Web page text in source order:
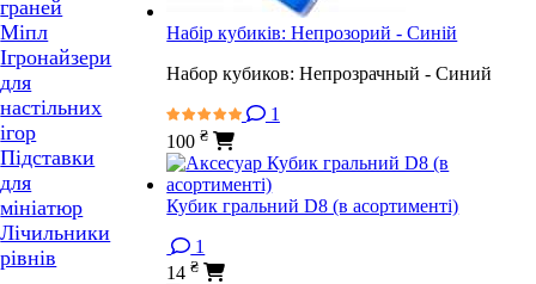
граней
Міпл
Ігронайзери
для
настільних
ігор
Підставки
для
мініатюр
Лічильники
рівнів
Набір кубиків: Непрозорий - Синій
Набор кубиков: Непрозрачный - Синий
1
100₴
Кубик гральний D8 (в асортименті)
1
14₴